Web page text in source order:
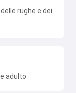
rughe e dei
adulto